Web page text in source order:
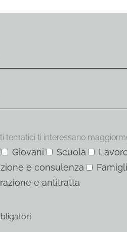
tematici ti interessano
Giovani Scuola
e consulenza
e antitratta